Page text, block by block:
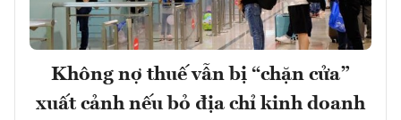
Không nợ thuế vẫn bị “chặn cửa”
xuất cảnh nếu bỏ địa chỉ kinh doanh